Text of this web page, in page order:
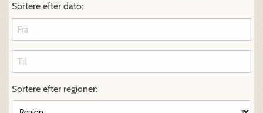
Sortere efter dato:
Sortere efter regioner: